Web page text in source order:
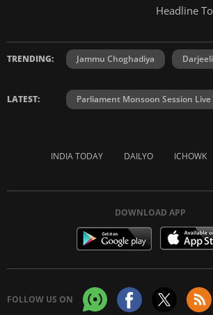
Headline
TRENDING: Jammu Choghadiya
LATEST: Parliament Monsoon Session Live
INDIA TODAY DAILYO ICHOWK
DOWNLOAD APP
FOLLOW US ON